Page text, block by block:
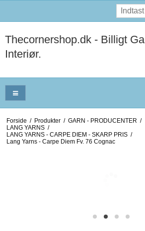
Thecornershop.dk - Billigt
Interiør.
Forside / Produkter / GARN - PRODUCENTER /
LANG YARNS /
LANG YARNS - CARPE DIEM - SKARP PRIS /
Lang Yarns - Carpe Diem Fv. 76 Cognac